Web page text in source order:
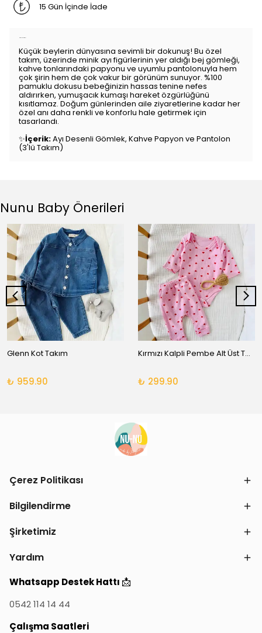
15 Gün İçinde İade
Küçük beylerin dünyasına sevimli bir dokunuş! Bu özel
takım, üzerinde minik ayı figürlerinin yer aldığı bej gömleği,
kahve tonlarındaki papyonu ve uyumlu pantolonuyla hem
çok şirin hem de çok vakur bir görünüm sunuyor. %100
pamuklu dokusu bebeğinizin hassas tenine nefes
aldırırken, yumuşacık kumaşı hareket özgürlüğünü
kısıtlamaz. Doğum günlerinden aile ziyaretlerine kadar her
özel anı daha renkli ve konforlu hale getirmek için
tasarlandı.
✨İçerik:Ayı Desenli Gömlek, Kahve Papyon ve Pantolon
(3'lü Takım)
Nunu Baby Önerileri
Glenn Kot Takım
₺ 959.90
Kırmızı Kalpli Pembe Alt Üst Takım
₺ 299.90
Çerez Politikası
Bilgilendirme
Şirketimiz
Yardım
Whatsapp Destek Hattı 📩
0542 114 14 44
Çalışma Saatleri